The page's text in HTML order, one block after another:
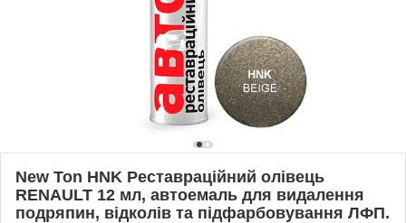
New Ton HNK Реставраційний олівець
RENAULT 12 мл, автоемаль для видалення
подряпин, відколів та підфарбовування ЛФП.